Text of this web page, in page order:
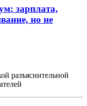
зарплата,
но не
разъяснительной